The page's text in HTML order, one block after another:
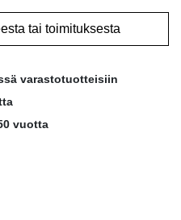
tai toimituksesta
varastotuotteisiin
vuotta